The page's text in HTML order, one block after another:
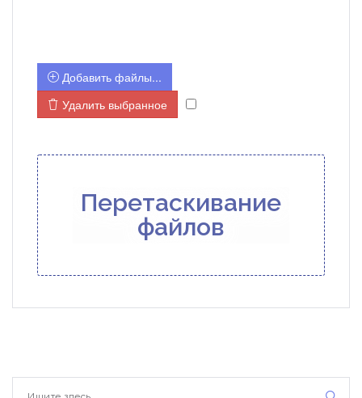
Добавить файлы...
Удалить выбранное